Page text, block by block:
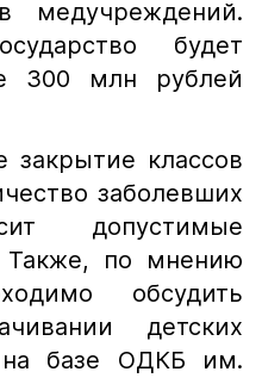
медучреждений.
будет
300 млн рублей
закрытие классов
заболевших
допустимые
Также, по мнению
обсудить
детских
на базе ОДКБ им.